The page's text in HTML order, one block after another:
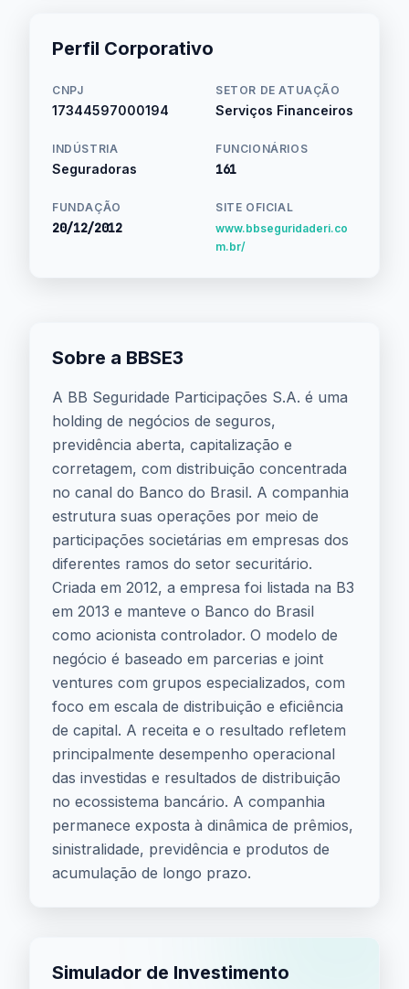
Perfil Corporativo
CNPJ
17344597000194
SETOR DE ATUAÇÃO
Serviços Financeiros
INDÚSTRIA
Seguradoras
FUNCIONÁRIOS
161
FUNDAÇÃO
20/12/2012
SITE OFICIAL
www.bbseguridaderi.co
m.br/
Sobre a BBSE3
A BB Seguridade Participações S.A. é uma
holding de negócios de seguros,
previdência aberta, capitalização e
corretagem, com distribuição concentrada
no canal do Banco do Brasil. A companhia
estrutura suas operações por meio de
participações societárias em empresas dos
diferentes ramos do setor securitário.
Criada em 2012, a empresa foi listada na B3
em 2013 e manteve o Banco do Brasil
como acionista controlador. O modelo de
negócio é baseado em parcerias e joint
ventures com grupos especializados, com
foco em escala de distribuição e eficiência
de capital. A receita e o resultado refletem
principalmente desempenho operacional
das investidas e resultados de distribuição
no ecossistema bancário. A companhia
permanece exposta à dinâmica de prêmios,
sinistralidade, previdência e produtos de
acumulação de longo prazo.
Simulador de Investimento